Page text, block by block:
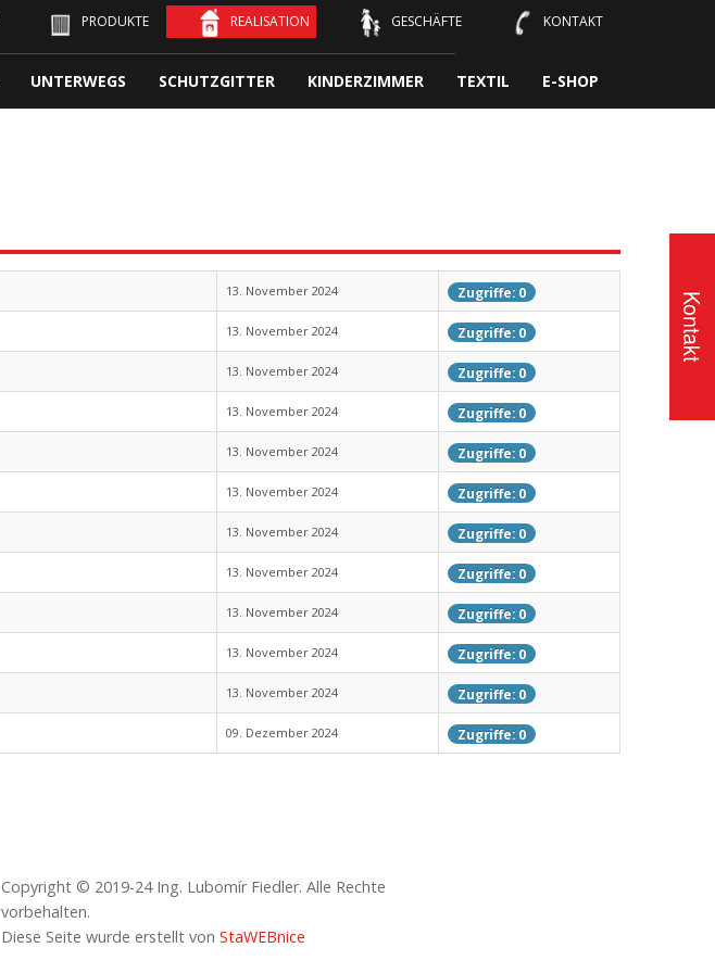
PRODUKTE REALISATION GESCHÄFTE KONTAKT
UNTERWEGS SCHUTZGITTER KINDERZIMMER TEXTIL E-SHOP
13. November 2024 Zugriffe: 0
13. November 2024 Zugriffe: 0
13. November 2024 Zugriffe: 0
13. November 2024 Zugriffe: 0
13. November 2024 Zugriffe: 0
13. November 2024 Zugriffe: 0
13. November 2024 Zugriffe: 0
13. November 2024 Zugriffe: 0
13. November 2024 Zugriffe: 0
13. November 2024 Zugriffe: 0
13. November 2024 Zugriffe: 0
09. Dezember 2024 Zugriffe: 0
Copyright © 2019-24 Ing. Lubomír Fiedler. Alle Rechte
vorbehalten.
Diese Seite wurde erstellt von StaWEBnice
Kontakt